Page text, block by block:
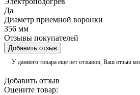
Да
Диаметр приемной воронки
356 мм
Отзывы покупателей
Добавить отзыв
У данного товара еще нет отзывов, Ваш отзыв
Добавить отзыв
Оцените товар: